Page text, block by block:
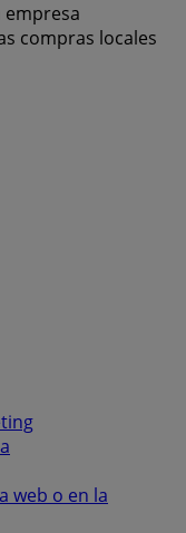
compras locales
web o en la